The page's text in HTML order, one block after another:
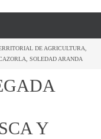
DE AGRICULTURA,
SOLEDAD ARANDA
Y